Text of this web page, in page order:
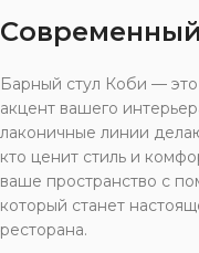
Барный стул Коби —
акцент вашего
лаконичные линии
кто ценит стиль и
ваше пространство с
который станет
ресторана.